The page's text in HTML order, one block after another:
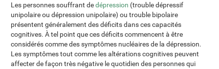
Les personnes souffrant dedépression (trouble dépressif
unipolaire ou dépression unipolaire) ou trouble bipolaire
présentent généralement des déficits dans ces capacités
cognitives. À tel point que ces déficits commencent à être
considérés comme des symptômes nucléaires de la dépression.
Les symptômes tout comme les altérations cognitives peuvent
affecter de façon très négative le quotidien des personnes qui